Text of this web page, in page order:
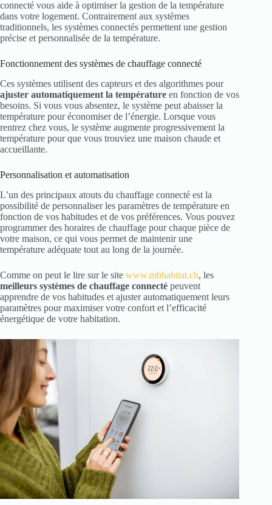
connecté vous aide à optimiser la gestion de la température
dans votre logement. Contrairement aux systèmes
traditionnels, les systèmes connectés permettent une gestion
précise et personnalisée de la température.
Fonctionnement des systèmes de chauffage connecté
Ces systèmes utilisent des capteurs et des algorithmes pour
ajuster automatiquement la température en fonction de vos
besoins. Si vous vous absentez, le système peut abaisser la
température pour économiser de l’énergie. Lorsque vous
rentrez chez vous, le système augmente progressivement la
température pour que vous trouviez une maison chaude et
accueillante.
Personnalisation et automatisation
L’un des principaux atouts du chauffage connecté est la
possibilité de personnaliser les paramètres de température en
fonction de vos habitudes et de vos préférences. Vous pouvez
programmer des horaires de chauffage pour chaque pièce de
votre maison, ce qui vous permet de maintenir une
température adéquate tout au long de la journée.
Comme on peut le lire sur le site www.mbhabitat.ch, les
meilleurs systèmes de chauffage connecté peuvent
apprendre de vos habitudes et ajuster automatiquement leurs
paramètres pour maximiser votre confort et l’efficacité
énergétique de votre habitation.